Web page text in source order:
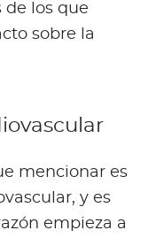
de los que
sobre la
mencionar es
y es
empieza a